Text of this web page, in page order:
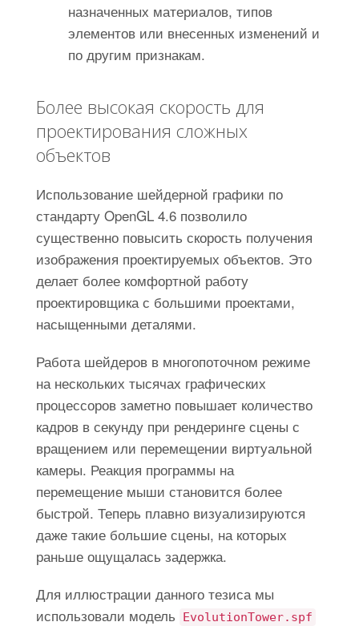
назначенных материалов, типов
элементов или внесенных изменений и
по другим признакам.
Более высокая скорость для
проектирования сложных
объектов
Использование шейдерной графики по
стандарту OpenGL 4.6 позволило
существенно повысить скорость получения
изображения проектируемых объектов. Это
делает более комфортной работу
проектировщика с большими проектами,
насыщенными деталями.
Работа шейдеров в многопоточном режиме
на нескольких тысячах графических
процессоров заметно повышает количество
кадров в секунду при рендеринге сцены с
вращением или перемещении виртуальной
камеры. Реакция программы на
перемещение мыши становится более
быстрой. Теперь плавно визуализируются
даже такие большие сцены, на которых
раньше ощущалась задержка.
Для иллюстрации данного тезиса мы
использовали модель
EvolutionTower.spf